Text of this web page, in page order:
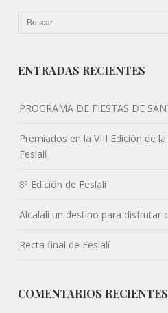
ENTRADAS RECIENTES
PROGRAMA DE FIESTAS DE
Premiados en la VIII Edición de
Feslalí
8ª Edición de Feslalí
Alcalalí un destino para disfrutar
Recta final de Feslalí
COMENTARIOS RECIENTES